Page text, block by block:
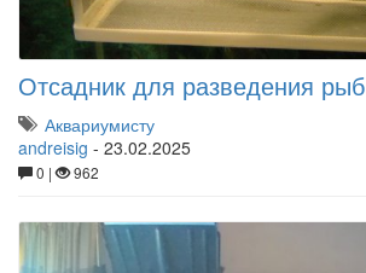
Отсадник для разведения рыб
Аквариумисту
andreisig - 23.02.2025
0 | 962